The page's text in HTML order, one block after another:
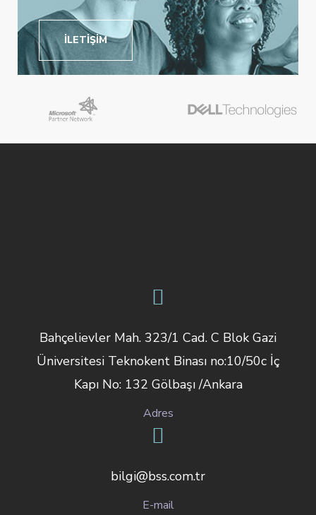
İLETIŞIM
Bahçelievler Mah. 323/1 Cad. C Blok Gazi
Üniversitesi Teknokent Binası no:10/50c İç
Kapı No: 132 Gölbaşı /Ankara
Adres
bilgi@bss.com.tr
E-mail